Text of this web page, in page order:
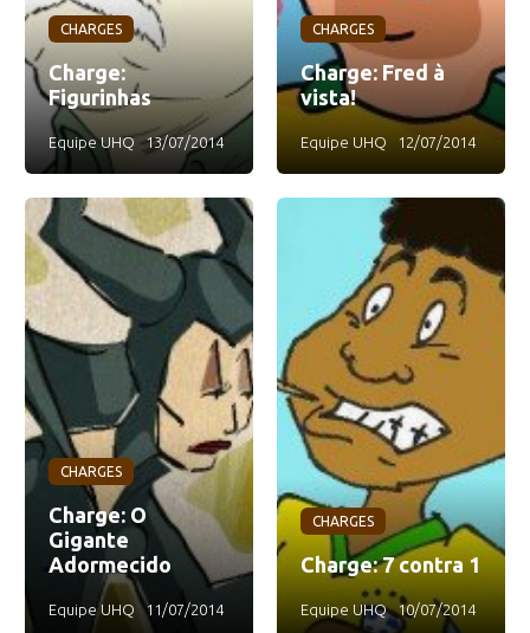
CHARGES
Charge:
Figurinhas
Equipe UHQ 13/07/2014
CHARGES
Charge: Fred à
vista!
Equipe UHQ 12/07/2014
CHARGES
Charge: O
Gigante
Adormecido
Equipe UHQ 11/07/2014
CHARGES
Charge: 7 contra 1
Equipe UHQ 10/07/2014